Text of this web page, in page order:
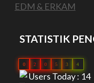
EDM & ERKAM
STATISTIK
0 2 0 5 3 4
Users Today : 14